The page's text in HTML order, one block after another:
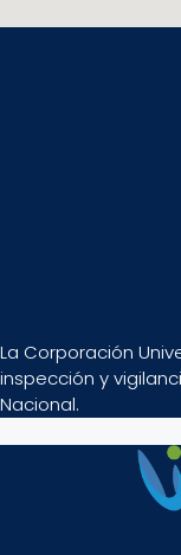
La Corporación
inspección y
Nacional.